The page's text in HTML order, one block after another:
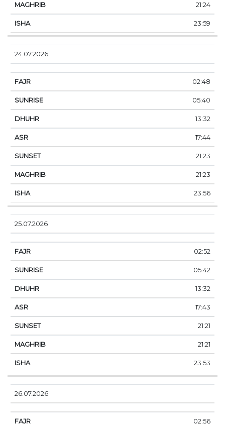
21:24
23:59
24.07.2026
02:48
05:40
13:32
17:44
21:23
21:23
23:56
25.07.2026
02:52
05:42
13:32
17:43
21:21
21:21
23:53
26.07.2026
02:56